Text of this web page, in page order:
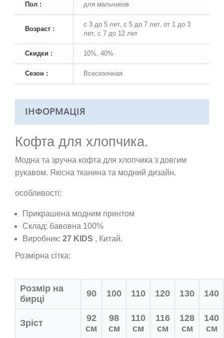
Пол : для мальчиков
Возраст :
с 3 до 5 лет, с 5 до 7 лет, от 1 до 3
лет, с 7 до 12 лет
Скидки : 10%, 40%
Сезон : Всесезонная
ІНФОРМАЦІЯ
Кофта для хлопчика.
Модна та зручна кофта для хлопчика з довгим
рукавом. Якісна тканина та модний дизайн.
особливості:
Прикрашена модним принтом
Склад: бавовна 100%
Виробник: 27 KIDS , Китай.
Розмірна сітка:
Розмір на
бирці
90 100 110 120 130 140
Зріст
92
см
98
см
110
см
116
см
128
см
140
см